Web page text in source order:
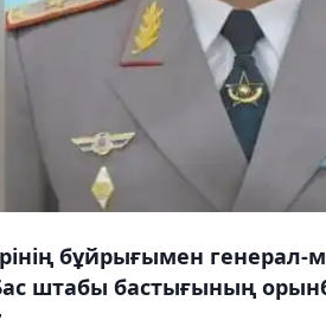
бұйрығымен
штабы бастығының